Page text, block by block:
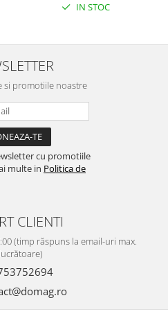
IN STOC
si promotiile noastre
cu promotiile
multe in Politica de
CLIENTI
(timp răspuns la email-uri max.